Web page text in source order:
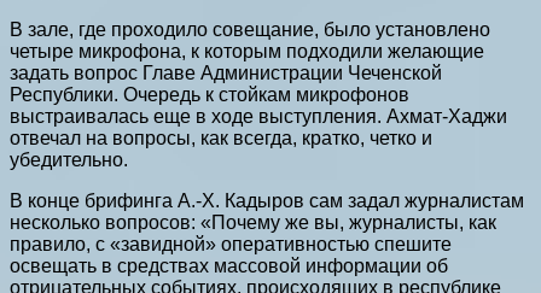
В зале, где проходило совещание, было установлено
четыре микрофона, к которым подходили желающие
задать вопрос Главе Администрации Чеченской
Республики. Очередь к стойкам микрофонов
выстраивалась еще в ходе выступления. Ахмат-Хаджи
отвечал на вопросы, как всегда, кратко, четко и
убедительно.
В конце брифинга А.-Х. Кадыров сам задал журналистам
несколько вопросов: «Почему же вы, журналисты, как
правило, с «завидной» оперативностью спешите
освещать в средствах массовой информации об
отрицательных событиях, происходящих в республике